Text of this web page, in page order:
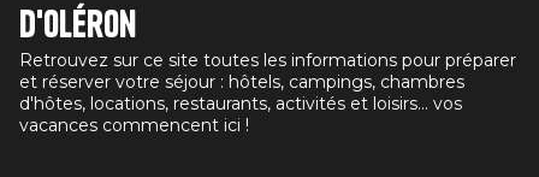
d'Oléron
Retrouvez sur ce site toutes les informations pour préparer
et réserver votre séjour : hôtels, campings, chambres
d'hôtes, locations, restaurants, activités et loisirs... vos
vacances commencent ici !